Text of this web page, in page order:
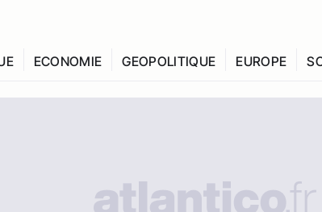
ECONOMIE GEOPOLITIQUE EUROPE